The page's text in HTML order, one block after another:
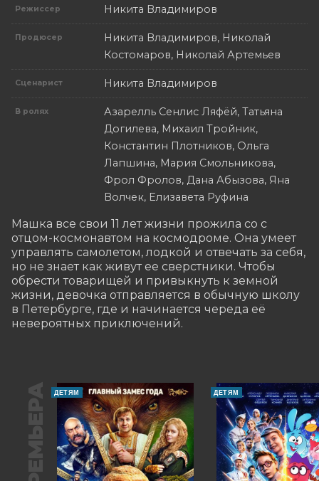
Режиссер Никита Владимиров
Продюсер
Никита Владимиров, Николай
Костомаров, Николай Артемьев
Сценарист Никита Владимиров
В ролях
Азарелль Сенлис Ляфёй, Татьяна
Догилева, Михаил Тройник,
Константин Плотников, Ольга
Лапшина, Мария Смольникова,
Фрол Фролов, Дана Абызова, Яна
Волчек, Елизавета Руфина
Машка все свои 11 лет жизни прожила со с
отцом-космонавтом на космодроме. Она умеет
управлять самолетом, лодкой и отвечать за себя,
но не знает как живут ее сверстники. Чтобы
обрести товарищей и привыкнуть к земной
жизни, девочка отправляется в обычную школу
в Петербурге, где и начинается череда её
невероятных приключений.
ПРЕМЬЕРА ДЕТЯМ ДЕТЯМ